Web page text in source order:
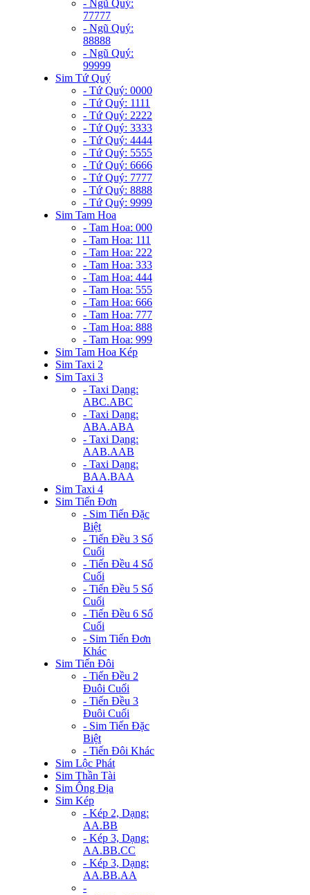
- Ngũ Quý:
77777
- Ngũ Quý:
88888
- Ngũ Quý:
99999
Sim Tứ Quý
- Tứ Quý: 0000
- Tứ Quý: 1111
- Tứ Quý: 2222
- Tứ Quý: 3333
- Tứ Quý: 4444
- Tứ Quý: 5555
- Tứ Quý: 6666
- Tứ Quý: 7777
- Tứ Quý: 8888
- Tứ Quý: 9999
Sim Tam Hoa
- Tam Hoa: 000
- Tam Hoa: 111
- Tam Hoa: 222
- Tam Hoa: 333
- Tam Hoa: 444
- Tam Hoa: 555
- Tam Hoa: 666
- Tam Hoa: 777
- Tam Hoa: 888
- Tam Hoa: 999
Sim Tam Hoa Kép
Sim Taxi 2
Sim Taxi 3
- Taxi Dạng:
ABC.ABC
- Taxi Dạng:
ABA.ABA
- Taxi Dạng:
AAB.AAB
- Taxi Dạng:
BAA.BAA
Sim Taxi 4
Sim Tiến Đơn
- Sim Tiến Đặc
Biệt
- Tiến Đều 3 Số
Cuối
- Tiến Đều 4 Số
Cuối
- Tiến Đều 5 Số
Cuối
- Tiến Đều 6 Số
Cuối
- Sim Tiến Đơn
Khác
Sim Tiến Đôi
- Tiến Đều 2
Đuôi Cuối
- Tiến Đều 3
Đuôi Cuối
- Sim Tiến Đặc
Biệt
- Tiến Đôi Khác
Sim Lộc Phát
Sim Thần Tài
Sim Ông Địa
Sim Kép
- Kép 2, Dạng:
AA.BB
- Kép 3, Dạng:
AA.BB.CC
- Kép 3, Dạng:
AA.BB.AA
-